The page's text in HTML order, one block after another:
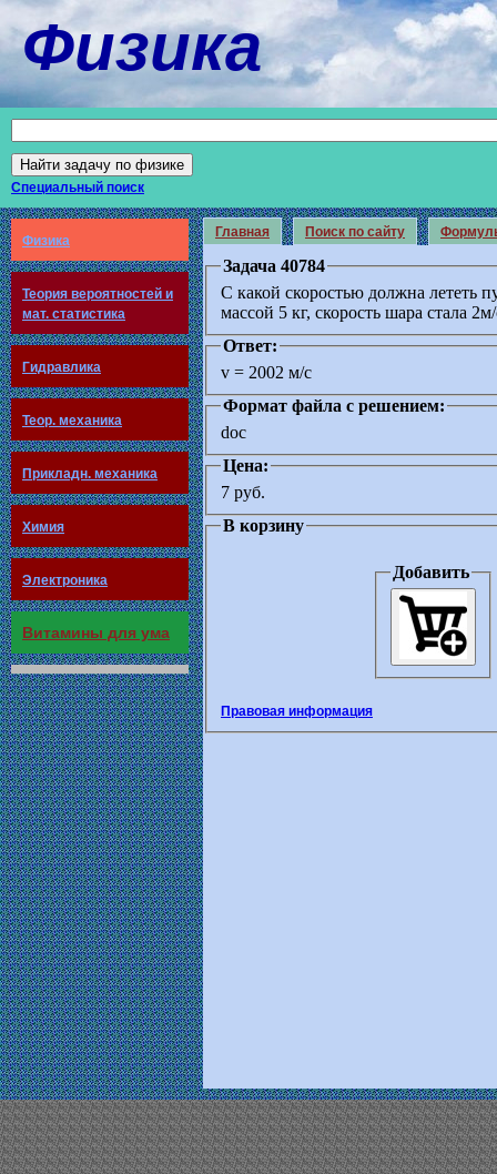
Физика
Специальный поиск
Физика
Теория вероятностей и
мат. статистика
Гидравлика
Теор. механика
Прикладн. механика
Химия
Электроника
Витамины для ума
Главная Поиск по сайту
Задача 40784
С какой скоростью должна лететь
массой 5 кг, скорость шара стала
Ответ:
v = 2002 м/с
Формат файла с решением:
doc
Цена:
7 руб.
В корзину
Добавить
Правовая информация